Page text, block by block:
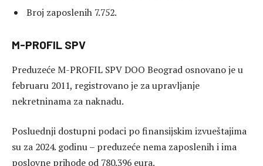
Broj zaposlenih 7.752.
M-PROFIL SPV
Preduzeće M-PROFIL SPV DOO Beograd osnovano je u
februaru 2011, registrovano je za upravljanje
nekretninama za naknadu.
Posluednji dostupni podaci po finansijskim izvueštajima
su za 2024. godinu – preduzeće nema zaposlenih i ima
poslovne prihode od 780.396 eura.